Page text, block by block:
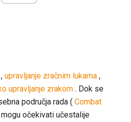
, upravljanje zračnim lukama ,
upravljanje zrakom . Dok se
područja rada ( Combat
očekivati ​​učestalije